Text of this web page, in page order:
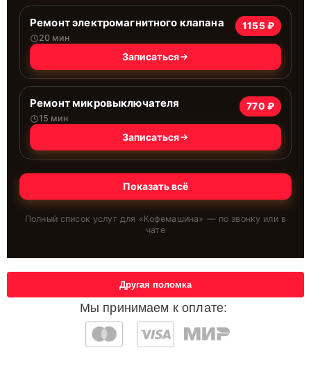
Ремонт электромагнитного клапана
20 мин
1155 ₽
Записаться
Ремонт микровыключателя
15 мин
770 ₽
Записаться
Показать всё
Полный список услуг для «Кофемашина» — по звонку или в
чате
Мы принимаем к оплате:
Другая поломка